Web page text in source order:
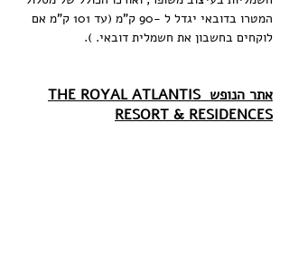
המטרו בדובאי יגדל ל -90 ק"מ (עד 101 ק"מ אם
לוקחים בחשבון את חשמלית דובאי. ).
אתר הנופש THE ROYAL ATLANTIS
RESORT & RESIDENCES